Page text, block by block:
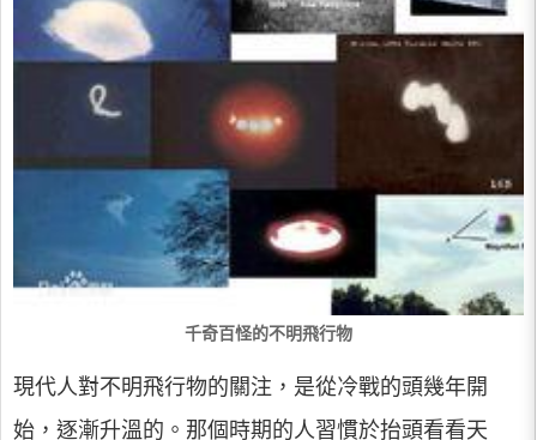
千奇百怪的不明飛行物
現代人對不明飛行物的關注，是從冷戰的頭幾年開
始，逐漸升溫的。那個時期的人習慣於抬頭看看天